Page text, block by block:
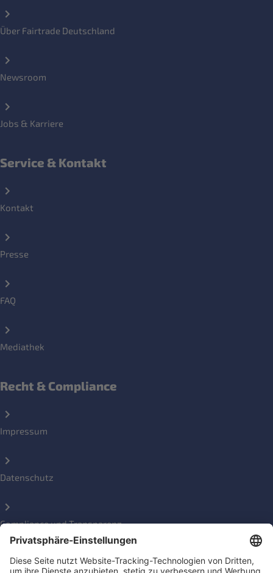
Über Fairtrade Deutschland
Newsroom
Jobs & Karriere
Service & Kontakt
Kontakt
Presse
FAQ
Mediathek
Recht & Compliance
Impressum
Datenschutz
Compliance und Transparenz
Beschwerde einreichen